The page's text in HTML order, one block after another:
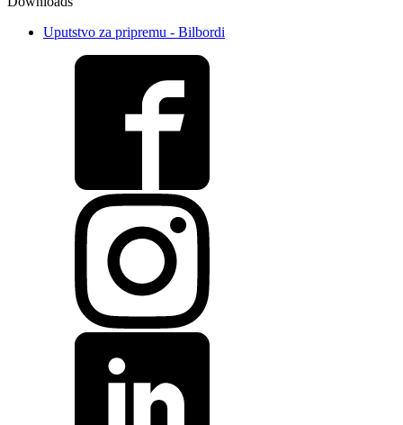
Uputstvo za pripremu - Bilbordi